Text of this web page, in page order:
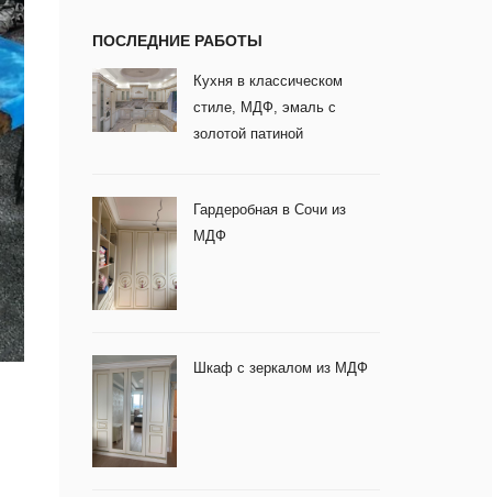
ПОСЛЕДНИЕ РАБОТЫ
Кухня в классическом
стиле, МДФ, эмаль с
золотой патиной
Гардеробная в Сочи из
МДФ
Шкаф с зеркалом из МДФ